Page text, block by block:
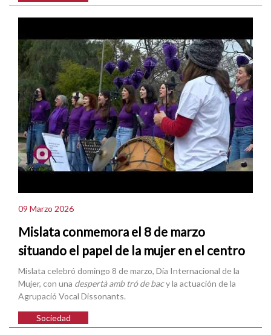
09 Marzo 2026
Mislata conmemora el 8 de marzo
situando el papel de la mujer en el centro
Mislata celebró domingo 8 de marzo, Día Internacional de la
Mujer, con una despertà amb tró de bacy la actuación de la
Agrupació Vocal Dissonants.
Sociedad